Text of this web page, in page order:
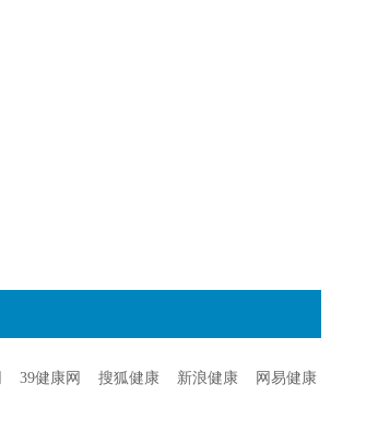
39健康网 搜狐健康 新浪健康
网易健康